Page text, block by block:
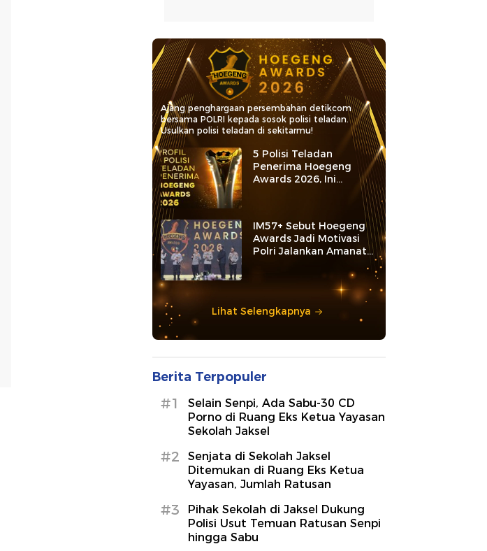
Ajang penghargaan persembahan detikcom
bersama POLRI kepada sosok polisi teladan.
Usulkan polisi teladan di sekitarmu!
5 Polisi Teladan
Penerima Hoegeng
Awards 2026, Ini
Kategori dan Kiprahnya
IM57+ Sebut Hoegeng
Awards Jadi Motivasi
Polri Jalankan Amanat
Lihat Selengkapnya
Berita Terpopuler
#1
Selain Senpi, Ada Sabu-30 CD
Porno di Ruang Eks Ketua Yayasan
Sekolah Jaksel
#2
Senjata di Sekolah Jaksel
Ditemukan di Ruang Eks Ketua
Yayasan, Jumlah Ratusan
#3
Pihak Sekolah di Jaksel Dukung
Polisi Usut Temuan Ratusan Senpi
hingga Sabu